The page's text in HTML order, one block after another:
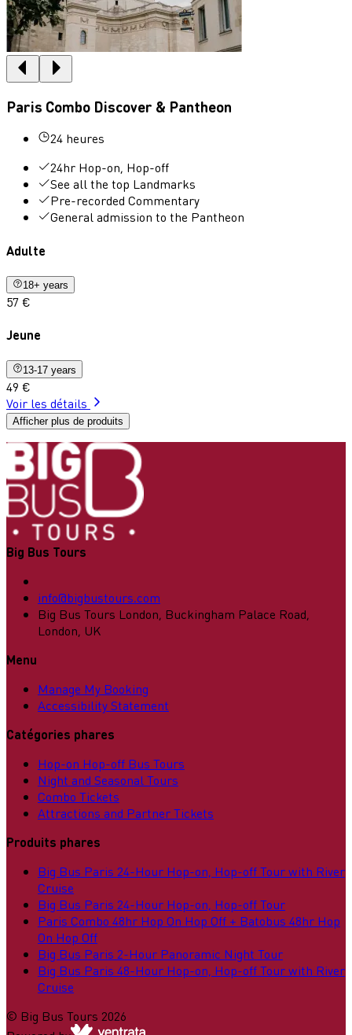
Paris Combo Discover & Pantheon
24 heures
24hr Hop-on, Hop-off
See all the top Landmarks
Pre-recorded Commentary
General admission to the Pantheon
Adulte
18+ years
57 €
Jeune
13-17 years
49 €
Voir les détails
Afficher plus de produits
Big Bus Tours
info@bigbustours.com
Big Bus Tours London, Buckingham Palace Road,
London, UK
Menu
Manage My Booking
Accessibility Statement
Catégories phares
Hop-on Hop-off Bus Tours
Night and Seasonal Tours
Combo Tickets
Attractions and Partner Tickets
Produits phares
Big Bus Paris 24-Hour Hop-on, Hop-off Tour with River
Cruise
Big Bus Paris 24-Hour Hop-on, Hop-off Tour
Paris Combo 48hr Hop On Hop Off + Batobus 48hr Hop
On Hop Off
Big Bus Paris 2-Hour Panoramic Night Tour
Big Bus Paris 48-Hour Hop-on, Hop-off Tour with River
Cruise
© Big Bus Tours 2026